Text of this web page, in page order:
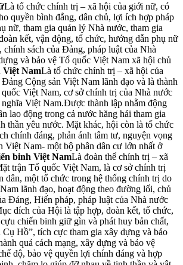
Là tổ chức chính trị – xã hội của giới nữ, có
quyền bình đẳng, dân chủ, lợi ích hợp pháp
nữ, tham gia quản lý Nhà nước, tham gia
kết, vận động, tổ chức, hướng dẫn phụ nữ
sách của Đảng, pháp luật của Nhà
và bảo vệ Tổ quốc Việt Nam xã hội chủ
Việt NamLà tổ chức chính trị – xã hội của
Cộng sản Việt Nam lãnh đạo và là thành
Việt Nam, cơ sở chính trị của Nhà nước
Việt Nam.Được thành lập nhằm động
lao động trong cả nước hăng hái tham gia
thần yêu nước. Mặt khác, hội còn là tổ chức
chính đáng, phản ánh tâm tư, nguyện vọng
Việt Nam- một bộ phân dân cư lớn nhất ở
binh Việt NamLà đoàn thể chính trị – xã
trận Tổ quốc Việt Nam, là cơ sở chính trị
dân, một tổ chức trong hệ thống chính trị do
lãnh đạo, hoạt động theo đường lối, chủ
Đảng, Hiến pháp, pháp luật của Nhà nước
đích của Hội là tập hợp, đoàn kết, tổ chức,
chiến binh giữ gìn và phát huy bản chất,
Hồ”, tích cực tham gia xây dựng và bảo
quả cách mạng, xây dựng và bảo vệ
độ, bảo vệ quyền lợi chính đáng và hợp